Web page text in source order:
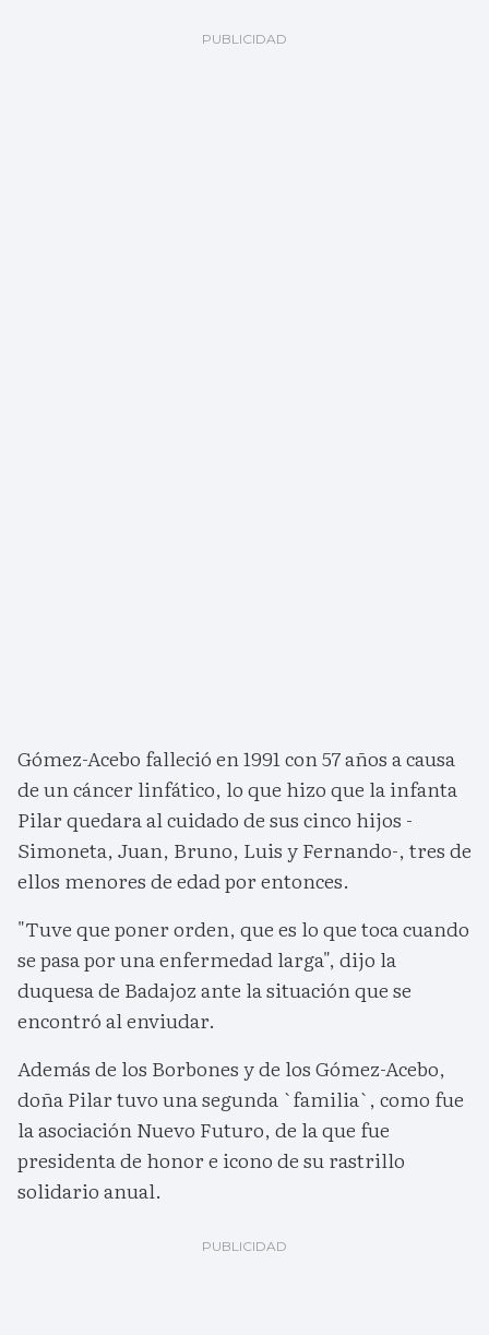
Gómez-Acebo falleció en 1991 con 57 años a causa
de un cáncer linfático, lo que hizo que la infanta
Pilar quedara al cuidado de sus cinco hijos -
Simoneta, Juan, Bruno, Luis y Fernando-, tres de
ellos menores de edad por entonces.
"Tuve que poner orden, que es lo que toca cuando
se pasa por una enfermedad larga", dijo la
duquesa de Badajoz ante la situación que se
encontró al enviudar.
Además de los Borbones y de los Gómez-Acebo,
doña Pilar tuvo una segunda `familia`, como fue
la asociación Nuevo Futuro, de la que fue
presidenta de honor e icono de su rastrillo
solidario anual.